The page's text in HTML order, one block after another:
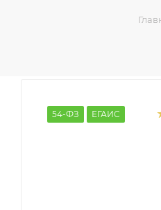
54-ФЗ ЕГАИС